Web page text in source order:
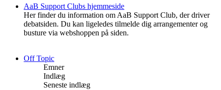
indlæg
AaB Support Clubs hjemmeside
Her finder du information om AaB Support Club, der driver
debatsiden. Du kan ligeledes tilmelde dig arrangementer og
busture via webshoppen på siden.
Off Topic
Emner
Indlæg
Seneste indlæg